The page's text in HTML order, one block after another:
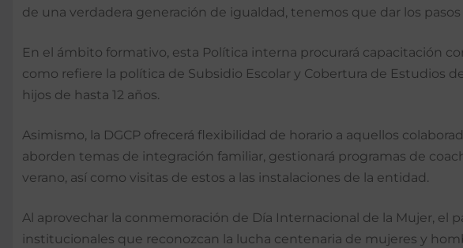
de una verdadera generación de igualdad, tenemos que dar los pasos
En el ámbito formativo, esta Política interna procurará capacitación
como refiere la política de Subsidio Escolar y Cobertura de Estudios
hijos de hasta 12 años.
Asimismo, la DGCP ofrecerá flexibilidad de horario a aquellos
aborden temas de integración familiar, gestionará programas de
verano, así como visitas de estos a las instalaciones de la entidad.
Al aprovechar la conmemoración de Día Internacional de la Mujer,
institucionales que reconozcan la lucha centenaria de mujeres y